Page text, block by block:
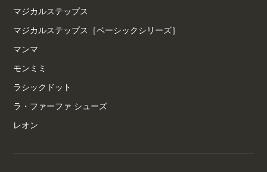
マジカルステップス
マジカルステップス［ベーシックシリーズ］
マンマ
モンミミ
ラシックドット
ラ・ファーファ シューズ
レオン